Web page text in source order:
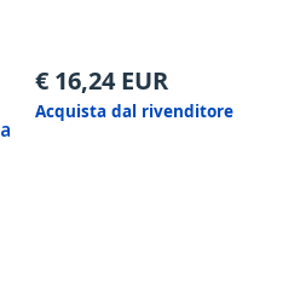
€ 16,24 EUR
Acquista dal rivenditore